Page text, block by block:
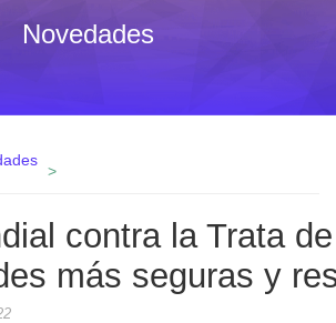
Novedades
contra la Trata
más seguras y